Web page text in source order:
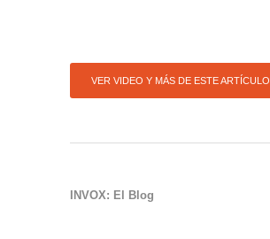
VER VIDEO Y MÁS DE ESTE ARTÍCULO
INVOX: El Blog